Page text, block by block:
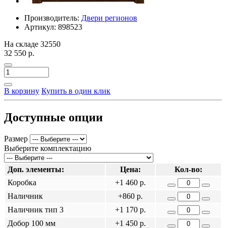
Производитель: Двери регионов
Артикул: 898523
На складе 32550
32 550 р.
В корзину Купить в один клик
Доступные опции
Размер
Выберите комплектацию
Доп. элементы: Цена:
Кол-во:
Коробка
+1 460 р.
Наличник
+860 р.
Наличник тип 3
+1 170 р.
Добор 100 мм
+1 450 р.